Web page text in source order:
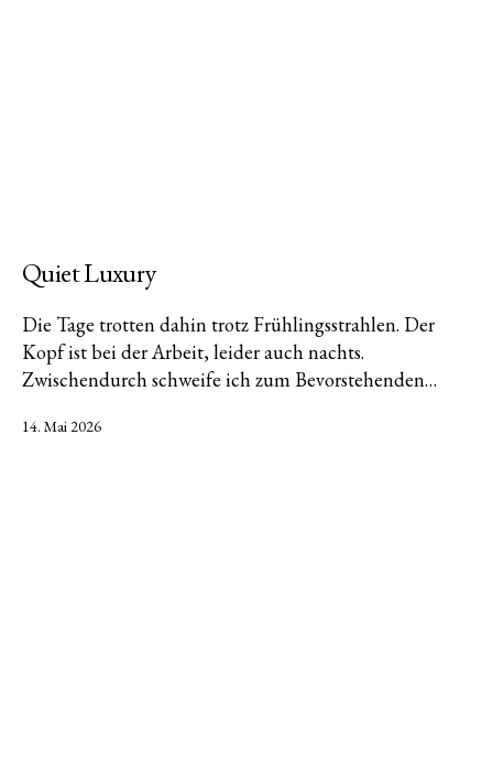
Quiet Luxury
Die Tage trotten dahin trotz Frühlingsstrahlen. Der
Kopf ist bei der Arbeit, leider auch nachts.
Zwischendurch schweife ich zum Bevorstehenden…
Veröffentlicht
14. Mai 2026